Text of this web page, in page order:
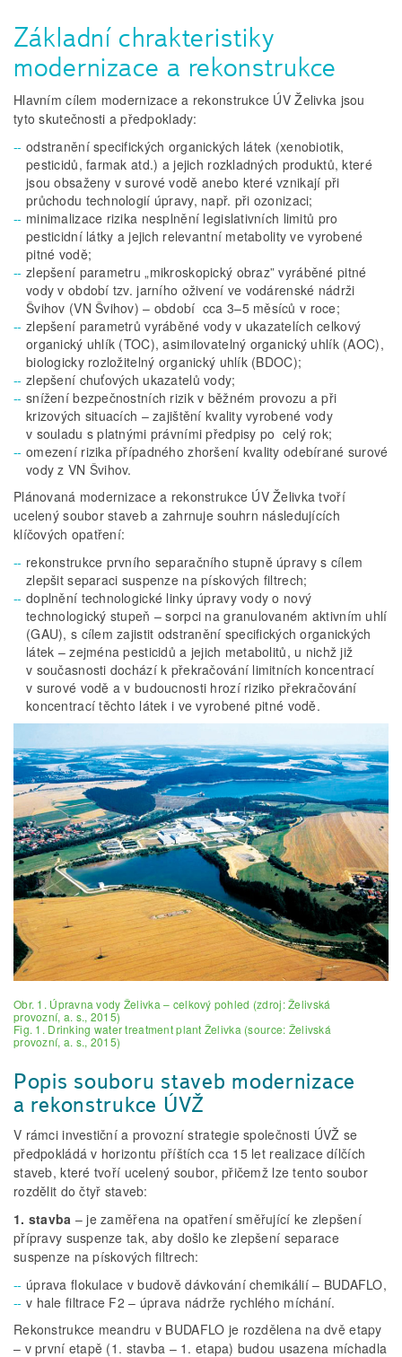
Základní chrakteristiky
modernizace a rekonstrukce
Hlavním cílem modernizace a rekonstrukce ÚV Želivka jsou
tyto skutečnosti a předpoklady:
odstranění specifických organických látek (xenobiotik,
pesticidů, farmak atd.) a jejich rozkladných produktů, které
jsou obsaženy v surové vodě anebo které vznikají při
průchodu technologií úpravy, např. při ozonizaci;
minimalizace rizika nesplnění legislativních limitů pro
pesticidní látky a jejich relevantní metabolity ve vyrobené
pitné vodě;
zlepšení parametru „mikroskopický obraz” vyráběné pitné
vody v období tzv. jarního oživení ve vodárenské nádrži
Švihov (VN Švihov) – období cca 3–5 měsíců v roce;
zlepšení parametrů vyráběné vody v ukazatelích celkový
organický uhlík (TOC), asimilovatelný organický uhlík (AOC),
biologicky rozložitelný organický uhlík (BDOC);
zlepšení chuťových ukazatelů vody;
snížení bezpečnostních rizik v běžném provozu a při
krizových situacích – zajištění kvality vyrobené vody
v souladu s platnými právními předpisy po celý rok;
omezení rizika případného zhoršení kvality odebírané surové
vody z VN Švihov.
Plánovaná modernizace a rekonstrukce ÚV Želivka tvoří
ucelený soubor staveb a zahrnuje souhrn následujících
klíčových opatření:
rekonstrukce prvního separačního stupně úpravy s cílem
zlepšit separaci suspenze na pískových filtrech;
doplnění technologické linky úpravy vody o nový
technologický stupeň – sorpci na granulovaném aktivním uhlí
(GAU), s cílem zajistit odstranění specifických organických
látek – zejména pesticidů a jejich metabolitů, u nichž již
v současnosti dochází k překračování limitních koncentrací
v surové vodě a v budoucnosti hrozí riziko překračování
koncentrací těchto látek i ve vyrobené pitné vodě.
Obr. 1. Úpravna vody Želivka – celkový pohled (zdroj: Želivská
provozní, a. s., 2015)
Fig. 1. Drinking water treatment plant Želivka (source: Želivská
provozní, a. s., 2015)
Popis souboru staveb modernizace
a rekonstrukce ÚVŽ
V rámci investiční a provozní strategie společnosti ÚVŽ se
předpokládá v horizontu příštích cca 15 let realizace dílčích
staveb, které tvoří ucelený soubor, přičemž lze tento soubor
rozdělit do čtyř staveb:
1. stavba – je zaměřena na opatření směřující ke zlepšení
přípravy suspenze tak, aby došlo ke zlepšení separace
suspenze na pískových filtrech:
úprava flokulace v budově dávkování chemikálií – BUDAFLO,
v hale filtrace F2 – úprava nádrže rychlého míchání.
Rekonstrukce meandru v BUDAFLO je rozdělena na dvě etapy
– v první etapě (1. stavba – 1. etapa) budou usazena míchadla